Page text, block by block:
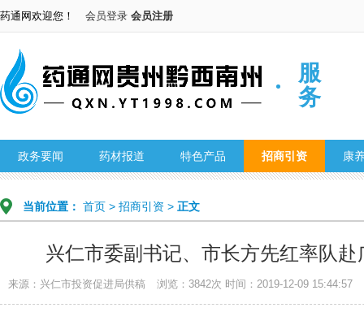
药通网欢迎您！ 会员登录 会员注册
服
务
政务要闻 药材报道 特色产品 招商引资 康
当前位置： 首页 > 招商引资 > 正文
兴仁市委副书记、市长方先红率队
来源：兴仁市投资促进局供稿 浏览：3842次 时间：2019-12-09 15:44:57